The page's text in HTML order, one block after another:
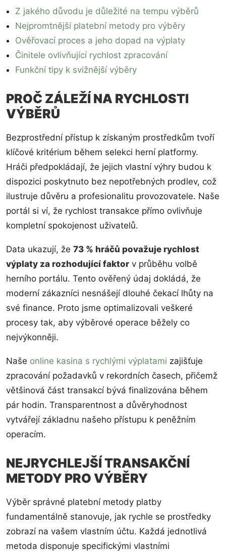
Z jakého důvodu je důležité na tempu výběrů
Nejpromtnější platební metody pro výběry
Ověřovací proces a jeho dopad na výplaty
Činitele ovlivňující rychlost zpracování
Funkční tipy k svižnější výběry
PROČ ZÁLEŽÍ NA RYCHLOSTI
VÝBĚRŮ
Bezprostřední přístup k získaným prostředkům tvoří
klíčové kritérium během selekci herní platformy.
Hráči předpokládají, že jejich vlastní výhry budou k
dispozici poskytnuto bez nepotřebných prodlev, což
ilustruje důvěru a profesionalitu provozovatele. Naše
portál si ví, že rychlost transakce přímo ovlivňuje
kompletní spokojenost uživatelů.
Data ukazují, že 73 % hráčů považuje rychlost
výplaty za rozhodující faktor v průběhu volbě
herního portálu. Tento ověřený údaj dokládá, že
moderní zákazníci nesnášejí dlouhé čekací lhůty na
své finance. Proto jsme optimalizovali veškeré
procesy tak, aby výběrové operace běžely co
nejvýkonněji.
Naše online kasina s rychlými výplatami zajišťuje
zpracování požadavků v rekordních časech, přičemž
většinová část transakcí bývá finalizována během
pár hodin. Transparentnost a důvěryhodnost
vytvářejí základnu našeho přístupu k peněžním
operacím.
NEJRYCHLEJŠÍ TRANSAKČNÍ
METODY PRO VÝBĚRY
Výběr správné platební metody platby
fundamentálně stanovuje, jak rychle se prostředky
zobrazí na vašem vlastním účtu. Každá jednotlivá
metoda disponuje specifickými vlastními